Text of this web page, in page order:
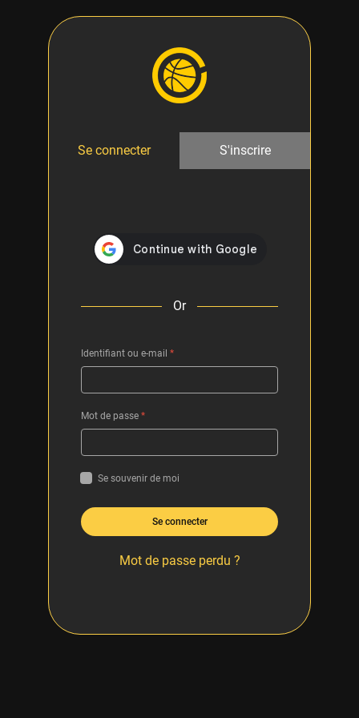
Se connecter S'inscrire
Or
Identifiant ou e-mail *
Mot de passe *
Se souvenir de moi
Se connecter
Mot de passe perdu ?